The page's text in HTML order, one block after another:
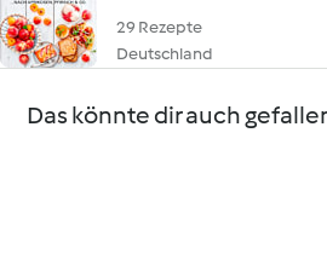
29 Rezepte
Deutschland
Das könnte dir auch